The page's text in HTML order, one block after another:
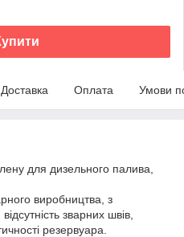
Доставка Оплата Умови
для дизельного палива,
виробництва, з
зварних швів,
резервуара.